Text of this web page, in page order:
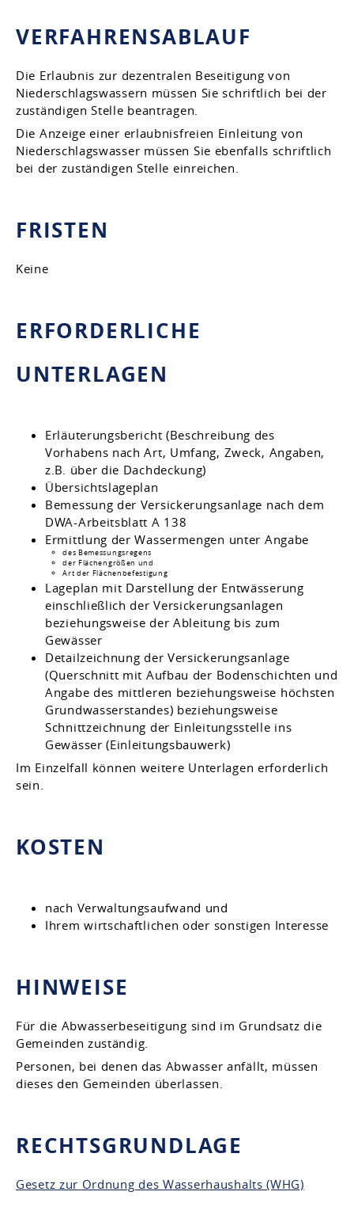
VERFAHRENSABLAUF
Die Erlaubnis zur dezentralen Beseitigung von
Niederschlagswassern müssen Sie schriftlich bei der
zuständigen Stelle beantragen.
Die Anzeige einer erlaubnisfreien Einleitung von
Niederschlagswasser müssen Sie ebenfalls schriftlich
bei der zuständigen Stelle einreichen.
FRISTEN
Keine
ERFORDERLICHE
UNTERLAGEN
Erläuterungsbericht (Beschreibung des
Vorhabens nach Art, Umfang, Zweck, Angaben,
z.B. über die Dachdeckung)
Übersichtslageplan
Bemessung der Versickerungsanlage nach dem
DWA-Arbeitsblatt A 138
Ermittlung der Wassermengen unter Angabe
des Bemessungsregens
der Flächengrößen und
Art der Flächenbefestigung
Lageplan mit Darstellung der Entwässerung
einschließlich der Versickerungsanlagen
beziehungsweise der Ableitung bis zum
Gewässer
Detailzeichnung der Versickerungsanlage
(Querschnitt mit Aufbau der Bodenschichten und
Angabe des mittleren beziehungsweise höchsten
Grundwasserstandes) beziehungsweise
Schnittzeichnung der Einleitungsstelle ins
Gewässer (Einleitungsbauwerk)
Im Einzelfall können weitere Unterlagen erforderlich
sein.
KOSTEN
nach Verwaltungsaufwand und
Ihrem wirtschaftlichen oder sonstigen Interesse
HINWEISE
Für die Abwasserbeseitigung sind im Grundsatz die
Gemeinden zuständig.
Personen, bei denen das Abwasser anfällt, müssen
dieses den Gemeinden überlassen.
RECHTSGRUNDLAGE
Gesetz zur Ordnung des Wasserhaushalts (WHG)